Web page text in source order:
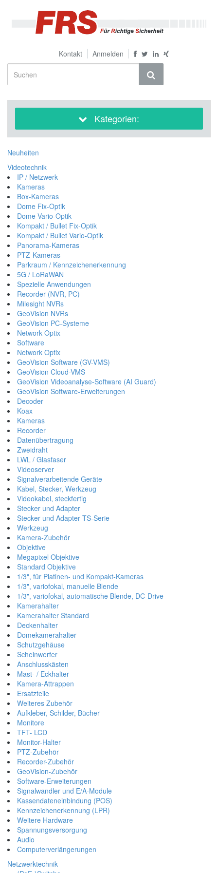
Kontakt Anmelden
Kategorien:
Neuheiten
Videotechnik
IP / Netzwerk
Kameras
Box-Kameras
Dome Fix-Optik
Dome Vario-Optik
Kompakt / Bullet Fix-Optik
Kompakt / Bullet Vario-Optik
Panorama-Kameras
PTZ-Kameras
Parkraum / Kennzeichenerkennung
5G / LoRaWAN
Spezielle Anwendungen
Recorder (NVR, PC)
Milesight NVRs
GeoVision NVRs
GeoVision PC-Systeme
Network Optix
Software
Network Optix
GeoVision Software (GV-VMS)
GeoVision Cloud-VMS
GeoVision Videoanalyse-Software (AI Guard)
GeoVision Software-Erweiterungen
Decoder
Koax
Kameras
Recorder
Datenübertragung
Zweidraht
LWL / Glasfaser
Videoserver
Signalverarbeitende Geräte
Kabel, Stecker, Werkzeug
Videokabel, steckfertig
Stecker und Adapter
Stecker und Adapter TS-Serie
Werkzeug
Kamera-Zubehör
Objektive
Megapixel Objektive
Standard Objektive
1/3", für Platinen- und Kompakt-Kameras
1/3", variofokal, manuelle Blende
1/3", variofokal, automatische Blende, DC-Drive
Kamerahalter
Kamerahalter Standard
Deckenhalter
Domekamerahalter
Schutzgehäuse
Scheinwerfer
Anschlusskästen
Mast- / Eckhalter
Kamera-Attrappen
Ersatzteile
Weiteres Zubehör
Aufkleber, Schilder, Bücher
Monitore
TFT- LCD
Monitor-Halter
PTZ-Zubehör
Recorder-Zubehör
GeoVision-Zubehör
Software-Erweiterungen
Signalwandler und E/A-Module
Kassendateneinbindung (POS)
Kennzeichenerkennung (LPR)
Weitere Hardware
Spannungsversorgung
Audio
Computerverlängerungen
Netzwerktechnik